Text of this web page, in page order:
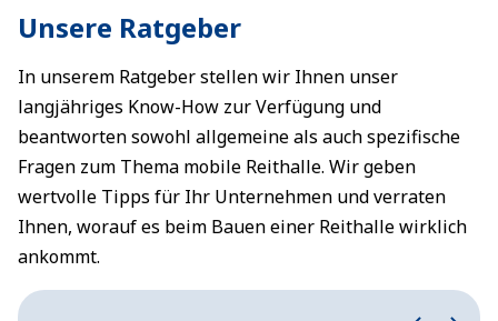
Unsere Ratgeber
In unserem Ratgeber stellen wir Ihnen unser
langjähriges Know-How zur Verfügung und
beantworten sowohl allgemeine als auch spezifische
Fragen zum Thema mobile Reithalle. Wir geben
wertvolle Tipps für Ihr Unternehmen und verraten
Ihnen, worauf es beim Bauen einer Reithalle wirklich
ankommt.